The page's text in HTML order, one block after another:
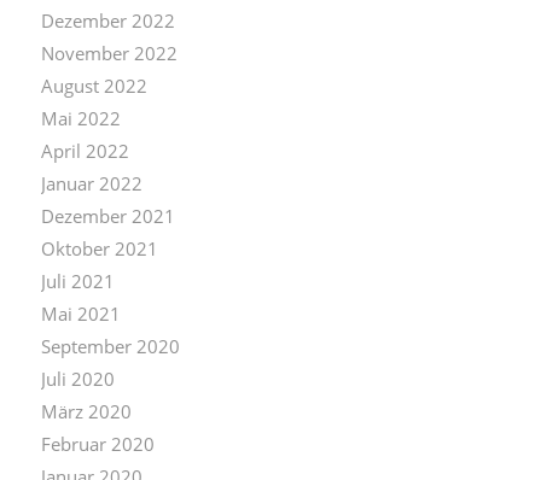
Dezember 2022
November 2022
August 2022
Mai 2022
April 2022
Januar 2022
Dezember 2021
Oktober 2021
Juli 2021
Mai 2021
September 2020
Juli 2020
März 2020
Februar 2020